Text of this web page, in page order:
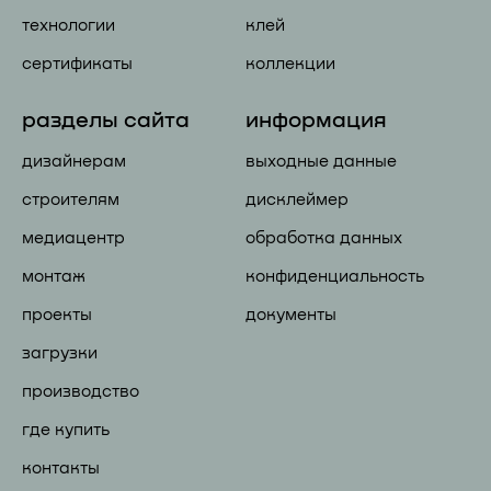
технологии
сертификаты
клей
коллекции
разделы сайта
дизайнерам
строителям
медиацентр
монтаж
проекты
загрузки
производство
где купить
контакты
информация
выходные данные
дисклеймер
обработка данных
конфиденциальность
документы